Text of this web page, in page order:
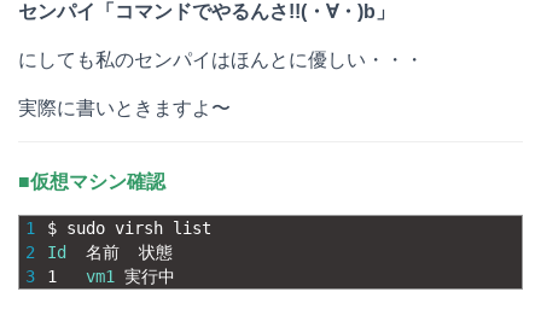
センパイ「コマンドでやるんさ!!(・∀・)b」
にしても私のセンパイはほんとに優しい・・・
実際に書いときますよ〜
■仮想マシン確認
1
2
3
$ sudo virsh list
Id
名前
状態
1
vm1 実行中